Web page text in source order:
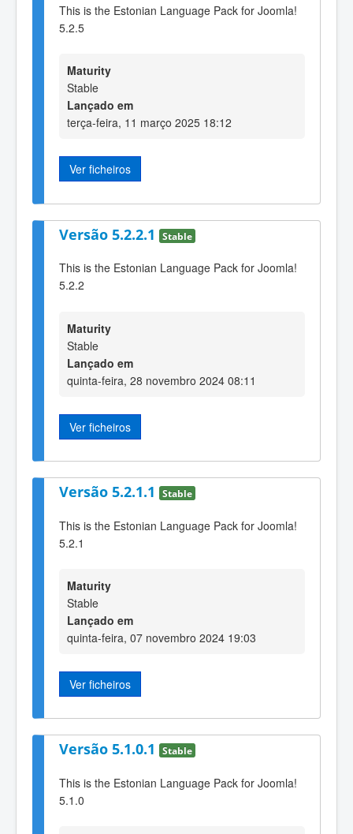
This is the Estonian Language Pack for Joomla!
5.2.5
Maturity
Stable
Lançado em
terça-feira, 11 março 2025 18:12
Ver ficheiros
Versão 5.2.2.1 Stable
This is the Estonian Language Pack for Joomla!
5.2.2
Maturity
Stable
Lançado em
quinta-feira, 28 novembro 2024 08:11
Ver ficheiros
Versão 5.2.1.1 Stable
This is the Estonian Language Pack for Joomla!
5.2.1
Maturity
Stable
Lançado em
quinta-feira, 07 novembro 2024 19:03
Ver ficheiros
Versão 5.1.0.1 Stable
This is the Estonian Language Pack for Joomla!
5.1.0